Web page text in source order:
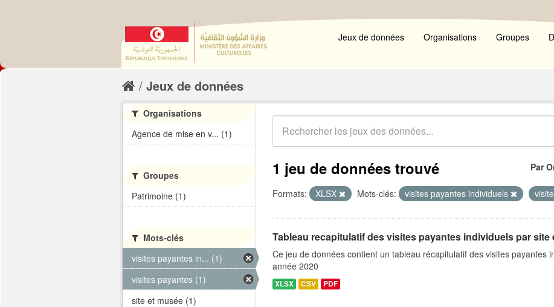
Jeux de données Organisations Groupes
Jeux de données
Par
1 jeu de données trouvé
Formats: XLSX Mots-clés: visites payantes individuels
Tableau recapitulatif des visites payantes individuels par site
Ce jeu de données contient un tableau récapitulatif des visites payantes
année 2020
XLSX CSV PDF
Organisations
Agence de mise en v... (1)
Groupes
Patrimoine (1)
Mots-clés
visites payantes in... (1)
visites payantes (1)
site et musée (1)